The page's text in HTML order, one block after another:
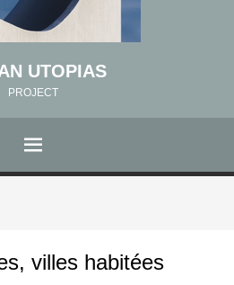
UTOPIAS
PROJECT
MENU
villes habitées